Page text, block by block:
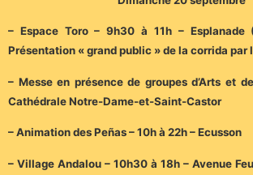
– Espace Toro – 9h30 à 11h – Esplanade
Présentation « grand public » de la corrida par
– Messe en présence de groupes d’Arts et
Cathédrale Notre-Dame-et-Saint-Castor
– Animation des Peñas – 10h à 22h – Ecusson
– Village Andalou – 10h30 à 18h – Avenue